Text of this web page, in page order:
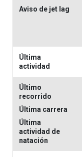
Aviso de jet lag
Última
actividad
Último
recorrido
Última carrera
Última
actividad de
natación